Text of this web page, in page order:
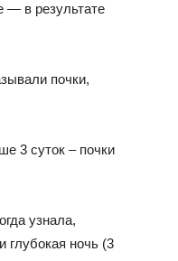
— в результате
почки,
3 суток – почки
узнала,
глубокая ночь (3